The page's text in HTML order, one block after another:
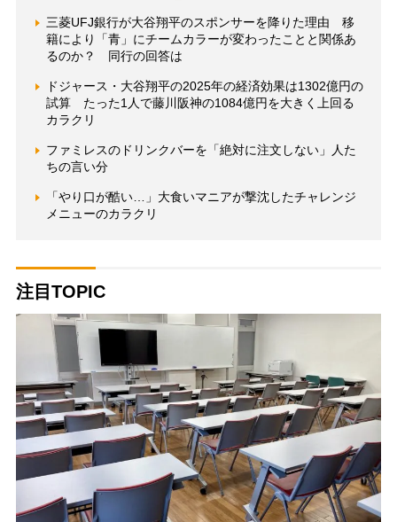
三菱UFJ銀行が大谷翔平のスポンサーを降りた理由 移
籍により「青」にチームカラーが変わったことと関係あ
るのか？ 同行の回答は
ドジャース・大谷翔平の2025年の経済効果は1302億円の
試算 たった1人で藤川阪神の1084億円を大きく上回る
カラクリ
ファミレスのドリンクバーを「絶対に注文しない」人た
ちの言い分
「やり口が酷い…」大食いマニアが撃沈したチャレンジ
メニューのカラクリ
注目TOPIC